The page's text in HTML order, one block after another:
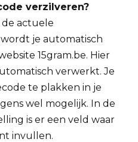
verzilveren?
de actuele
je automatisch
15gram.be. Hier
verwerkt. Je
te plakken in je
wel mogelijk. In de
is er een veld waar
invullen.